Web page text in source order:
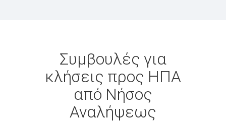
Συμβουλές για
κλήσεις προς ΗΠΑ
από Νήσος
Αναλήψεως